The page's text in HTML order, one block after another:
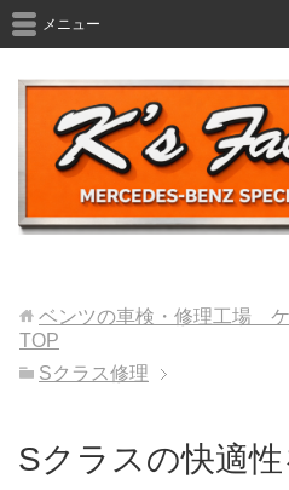
メニュー
ベンツの車検・修理工場
TOP
Sクラス修理
Sクラスの快適性